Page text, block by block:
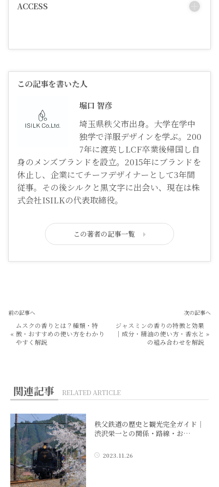
ACCESS
この記事を書いた人
堀口 智彦
埼玉県秩父市出身。大学在学中
独学で洋服デザインを学ぶ。200
7年に渡英しLCF卒業後帰国し自
身のメンズブランドを設立。2015年にブランドを
休止し、企業にてチーフデザイナーとして3年間
従事。その後シルクと黒文字に出会い、現在は株
式会社ISILKの代表取締役。
この著者の記事一覧
前の記事へ
«
ムスクの香りとは？種類・特
徴・おすすめの使い方をわかり
やすく解説
次の記事へ
ジャスミンの香りの特徴と効果
｜成分・精油の使い方・香水と
の組み合わせを解説
»
関連記事 RELATED ARTICLE
秩父鉄道の歴史と観光完全ガイド｜
渋沢栄一との関係・路線・お…
2023.11.26